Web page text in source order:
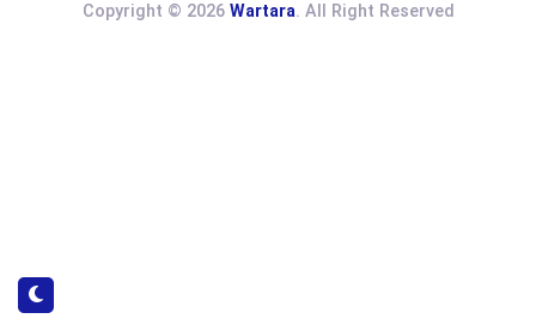
Copyright © 2026 Wartara. All Right Reserved